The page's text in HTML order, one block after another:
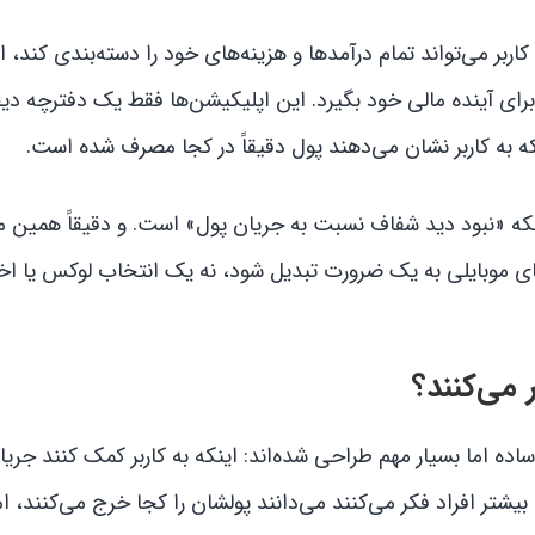
می‌تواند تمام درآمدها و هزینه‌های خود را دسته‌بندی کند،
آینده مالی خود بگیرد. این اپلیکیشن‌ها فقط یک دفترچه
به کاربر نشان می‌دهند پول دقیقاً در کجا مصرف شده است.
«نبود دید شفاف نسبت به جریان پول» است. و دقیقاً همین
به یک ضرورت تبدیل شود، نه یک انتخاب لوکس یا
می‌کنند؟
بسیار مهم طراحی شده‌اند: اینکه به کاربر کمک کنند
افراد فکر می‌کنند می‌دانند پولشان را کجا خرج می‌کنند،